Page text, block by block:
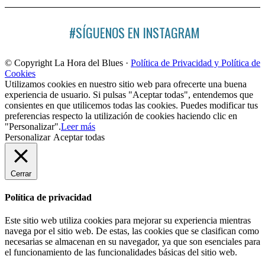
#SÍGUENOS EN INSTAGRAM
© Copyright La Hora del Blues · Política de Privacidad y Política de
Cookies
Utilizamos cookies en nuestro sitio web para ofrecerte una buena
experiencia de usuario. Si pulsas "Aceptar todas", entendemos que
consientes en que utilicemos todas las cookies. Puedes modificar tus
preferencias respecto la utilización de cookies haciendo clic en
"Personalizar".Leer más
Personalizar Aceptar todas
Cerrar
Política de privacidad
Este sitio web utiliza cookies para mejorar su experiencia mientras
navega por el sitio web. De estas, las cookies que se clasifican como
necesarias se almacenan en su navegador, ya que son esenciales para
el funcionamiento de las funcionalidades básicas del sitio web.